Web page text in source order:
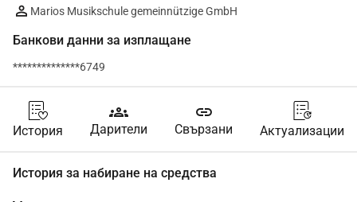
Marios Musikschule gemeinnützige GmbH
Банкови данни за изплащане
**************6749
История
groups
Дарители
link
Свързани Актуализации
История за набиране на средства